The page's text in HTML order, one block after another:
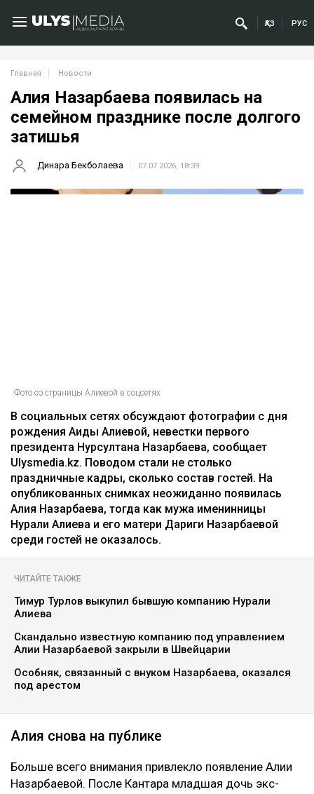
ҚАЗ РУС
Главная Новости
Алия Назарбаева появилась на
семейном празднике после долгого
затишья
Динара Бекболаева 07.07.2026, 18:39
Фото со страницы Алиевой в соцсетях
В социальных сетях обсуждают фотографии с дня
рождения Аиды Алиевой, невестки первого
президента Нурсултана Назарбаева, сообщает
Ulysmedia.kz. Поводом стали не столько
праздничные кадры, сколько состав гостей. На
опубликованных снимках неожиданно появилась
Алия Назарбаева, тогда как мужа именинницы
Нурали Алиева и его матери Дариги Назарбаевой
среди гостей не оказалось.
ЧИТАЙТЕ ТАКЖЕ
Тимур Турлов выкупил бывшую компанию Нурали
Алиева
Скандально известную компанию под управлением
Алии Назарбаевой закрыли в Швейцарии
Особняк, связанный с внуком Назарбаева, оказался
под арестом
Алия снова на публике
Больше всего внимания привлекло появление Алии
Назарбаевой. После Кантара младшая дочь экс-